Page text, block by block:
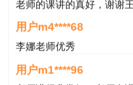
李娜老师优秀
老师讲得非常好，老师在